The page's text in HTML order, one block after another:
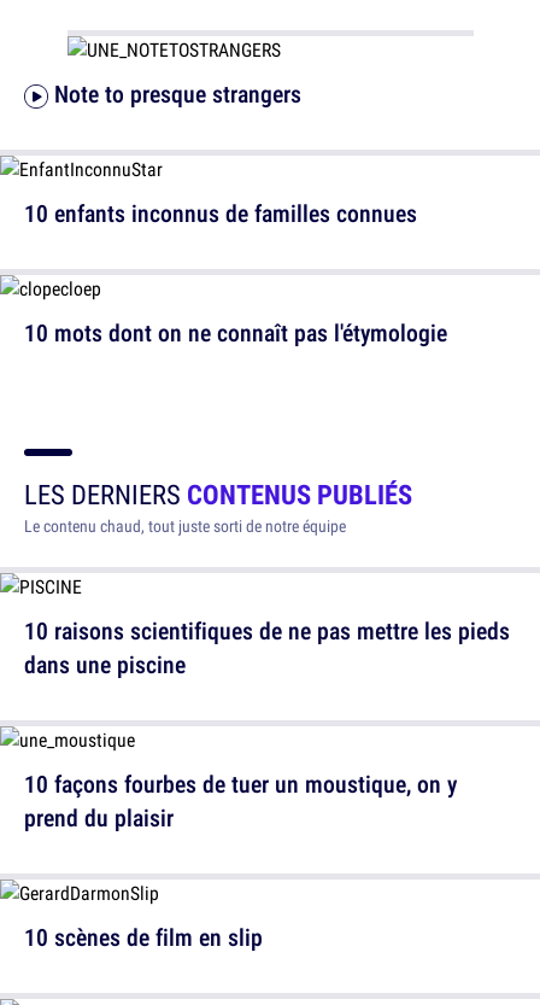
Note to presque strangers
10 enfants inconnus de familles connues
10 mots dont on ne connaît pas l'étymologie
LES DERNIERS CONTENUS PUBLIÉS
Le contenu chaud, tout juste sorti de notre équipe
10 raisons scientifiques de ne pas mettre les pieds
dans une piscine
10 scènes de film en slip
10 façons fourbes de tuer un moustique, on y
prend du plaisir